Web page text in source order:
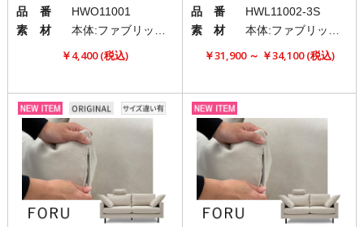
品 番
HWO11001
素 材
￥4,400 (税込)
品 番
HWL11002-3S
素 材
￥31,900 ～ ￥34,100 (税込)